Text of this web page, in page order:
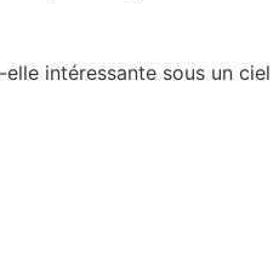
intéressante sous un ciel